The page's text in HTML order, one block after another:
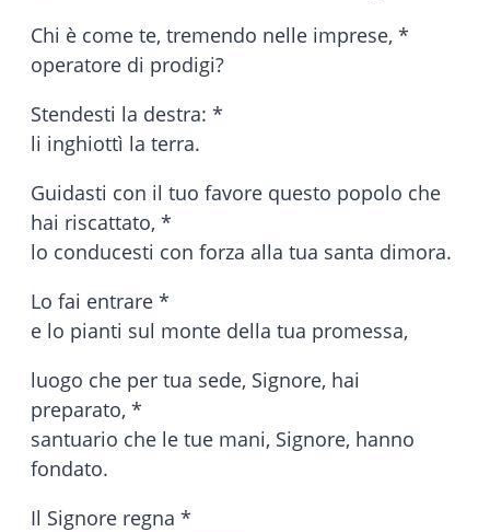
Chi è come te, tremendo nelle imprese, *
operatore di prodigi?
Stendesti la destra: *
li inghiottì la terra.
Guidasti con il tuo favore questo popolo che
hai riscattato, *
lo conducesti con forza alla tua santa dimora.
Lo fai entrare *
e lo pianti sul monte della tua promessa,
luogo che per tua sede, Signore, hai
preparato, *
santuario che le tue mani, Signore, hanno
fondato.
Il Signore regna *